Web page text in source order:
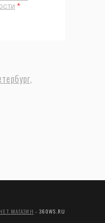
*
МАГАЗИН - 360WS.RU